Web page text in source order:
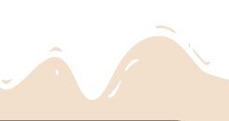
Individualni trening